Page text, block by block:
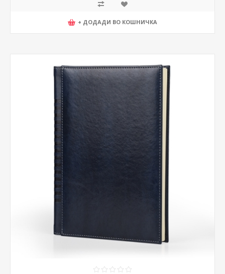
+ ДОДАДИ ВО КОШНИЧКА